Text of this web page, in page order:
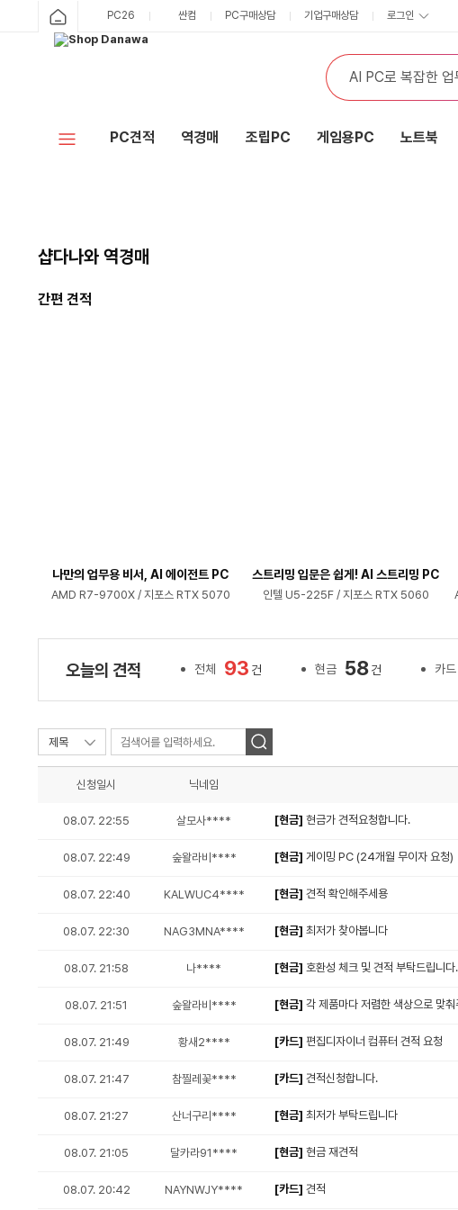
PC26 싼컴 PC구매상담 기업구매상담 로그인
PC견적 역경매 조립PC 게임용PC 노트북
샵다나와 역경매
간편 견적
나만의 업무용 비서, AI 에이전트 PC
AMD R7-9700X / 지포스 RTX 5070
스트리밍 입문은 쉽게! AI 스트리밍 PC
인텔 U5-225F / 지포스 RTX 5060
오늘의 견적 전체 93 건 현금 58건 카드
신청일시 닉네임
08.07. 22:55 살모사**** [현금] 현금가 견적요청합니다.
08.07. 22:49 숲왈라비**** [현금] 게이밍 PC (24개월 무이자 요청)
08.07. 22:40 KALWUC4**** [현금] 견적 확인해주세용
08.07. 22:30 NAG3MNA**** [현금] 최저가 찾아봅니다
08.07. 21:58 나**** [현금] 호환성 체크 및 견적 부탁드립니다.
08.07. 21:51 숲왈라비**** [현금] 각 제품마다 저렴한 색상으로 맞
08.07. 21:49 황새2**** [카드] 편집디자이너 컴퓨터 견적 요청
08.07. 21:47 참찔레꽃**** [카드] 견적신청합니다.
08.07. 21:27 산너구리**** [현금] 최저가 부탁드립니다
08.07. 21:05 달카라91**** [현금] 현금 재견적
08.07. 20:42 NAYNWJY**** [카드] 견적